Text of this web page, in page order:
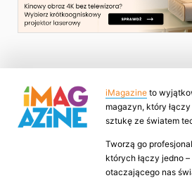
iMagazine to
magazyn, który
sztukę ze światem
Tworzą go
których łączy jedno
otaczającego nas